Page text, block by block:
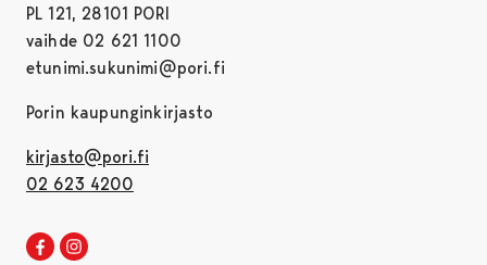
PL 121, 28101 PORI
vaihde 02 621 1100
etunimi.sukunimi@pori.fi
Porin kaupunginkirjasto
kirjasto@pori.fi
02 623 4200
Porin kirjaston Facebook
Avautuu uudessa välilehdessä